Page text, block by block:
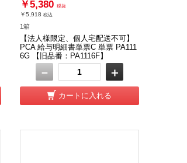
￥5,380 税抜
￥5,918 税込
1箱
【法人様限定、個人宅配送不可】
PCA 給与明細書単票C 単票 PA111
6G 【旧品番：PA1116F】
－ ＋
カートに入れる